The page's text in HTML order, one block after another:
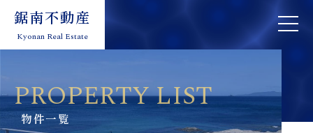
鋸南不動産
Kyonan Real Estate
toggle
鋸南不動産
Kyonan Real Estate
toggle
PROPERTY LIST
物件一覧